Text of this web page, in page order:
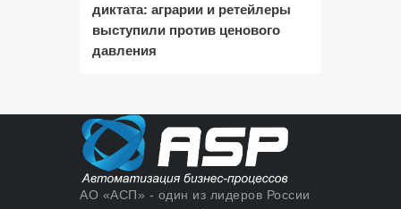
диктата: аграрии и ретейлеры
выступили против ценового
давления
АО «АСП» - один из лидеров России